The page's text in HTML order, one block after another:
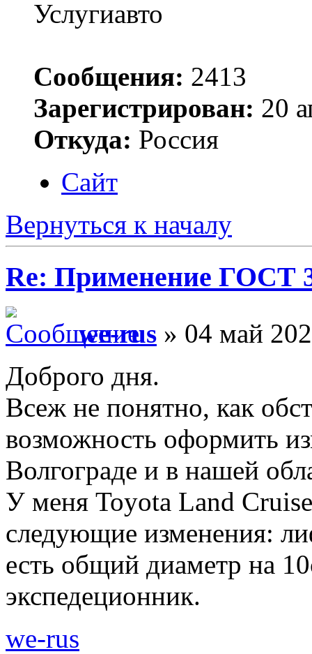
Услугиавто
Сообщения: 2413
Зарегистрирован: 20
Откуда: Россия
Сайт
Вернуться к началу
Re: Применение ГОСТ
we-rus » 04 май
Доброго дня.
Всеж не понятно, как
возможность оформить
Волгограде и в нашей
У меня Toyota Land
следующие изменения:
есть общий диаметр на
экспедеционник.
we-rus